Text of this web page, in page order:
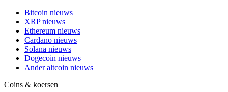
Bitcoin nieuws
XRP nieuws
Ethereum nieuws
Cardano nieuws
Solana nieuws
Dogecoin nieuws
Ander altcoin nieuws
Coins & koersen